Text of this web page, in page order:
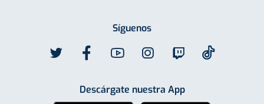
Síguenos
Descárgate nuestra App